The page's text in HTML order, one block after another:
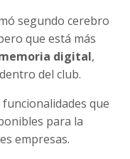
segundo cerebro
que está más
digital,
del club.
que
para la
empresas.